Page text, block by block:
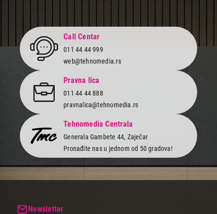
Nastavi kupovinu
Završi kupovinu
Call Centar
011 44 44 999
web@tehnomedia.rs
Pravna lica
011 44 44 888
pravnalica@tehnomedia.rs
Tehnomedia Centrala
Generala Gambete 44, Zaječar
Pronađite nas u jednom od 50 gradova!
Newsletter